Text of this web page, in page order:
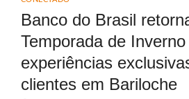
Banco do Brasil
Temporada de
experiências
clientes em Bariloche